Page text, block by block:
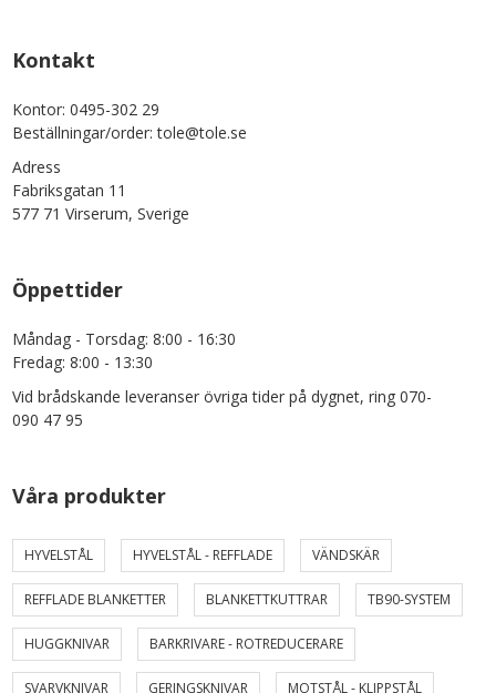
Kontakt
Kontor: 0495-302 29
Beställningar/order: tole@tole.se
Adress
Fabriksgatan 11
577 71 Virserum, Sverige
Öppettider
Måndag - Torsdag: 8:00 - 16:30
Fredag: 8:00 - 13:30
Vid brådskande leveranser övriga tider på dygnet, ring 070-
090 47 95
Våra produkter
HYVELSTÅL HYVELSTÅL - REFFLADE VÄNDSKÄR
REFFLADE BLANKETTER BLANKETTKUTTRAR TB90-SYSTEM
HUGGKNIVAR BARKRIVARE - ROTREDUCERARE
SVARVKNIVAR GERINGSKNIVAR MOTSTÅL - KLIPPSTÅL